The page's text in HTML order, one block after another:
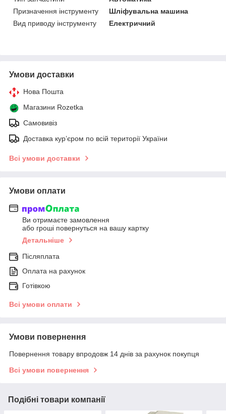
Призначення інструменту
Шліфувальна машина
Вид приводу інструменту
Електричний
Умови доставки
Нова Пошта
Магазини Rozetka
Самовивіз
Доставка кур’єром по всій території України
Всі умови доставки
Умови оплати
Ви отримаєте замовлення
або гроші повернуться на вашу картку
Детальніше
Післяплата
Оплата на рахунок
Готівкою
Всі умови оплати
Умови повернення
Повернення товару впродовж 14 днів за рахунок покупця
Всі умови повернення
Подібні товари компанії